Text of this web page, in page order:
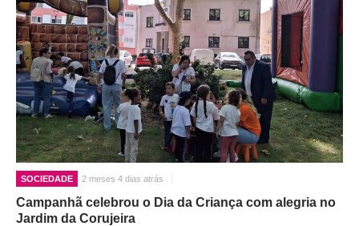
SOCIEDADE 2 meses 4 dias atrás
Campanhã celebrou o Dia da Criança com alegria no
Jardim da Corujeira